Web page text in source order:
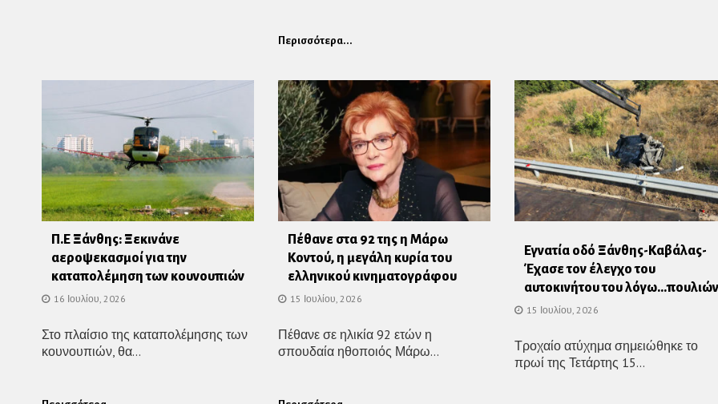
Περισσότερα...
Π.Ε Ξάνθης: Ξεκινάνε
αεροψεκασμοί για την
καταπολέμηση των κουνουπιών
16 Ιουλίου, 2026
Στο πλαίσιο της καταπολέμησης των
κουνουπιών, θα...
Πέθανε στα 92 της η Μάρω
Κοντού, η μεγάλη κυρία του
ελληνικού κινηματογράφου
15 Ιουλίου, 2026
Πέθανε σε ηλικία 92 ετών η
σπουδαία ηθοποιός Μάρω...
Εγνατία οδό Ξάνθης-Καβάλας-
Έχασε τον έλεγχο του
αυτοκινήτου του
15 Ιουλίου, 2026
Τροχαίο ατύχημα σημειώθηκε το
πρωί της Τετάρτης 15...